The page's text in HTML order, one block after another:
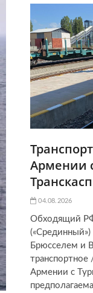
Армении
04.08.2026
Обходящий РФ
Брюсселем и
Армении с